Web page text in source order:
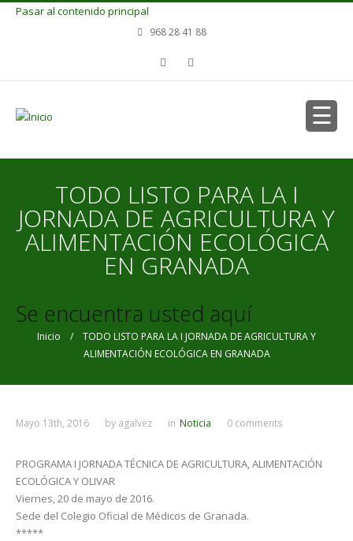
Pasar al contenido principal
968 28 41 88
TODO LISTO PARA LA I
JORNADA DE AGRICULTURA Y
ALIMENTACIÓN ECOLÓGICA
EN GRANADA
Se encuentra usted aquí
Inicio / TODO LISTO PARA LA I JORNADA DE AGRICULTURA Y
ALIMENTACIÓN ECOLÓGICA EN GRANADA
Mayo 13th, 2016 by agalvez in Noticia 0 comments
PROGRAMA I JORNADA TÉCNICA DE AGRICULTURA, ALIMENTACIÓN
ECOLÓGICA Y OLIVAR
Viernes, 20 de mayo de 2016.
Sede del Colegio Oficial de Médicos de Granada.
*****